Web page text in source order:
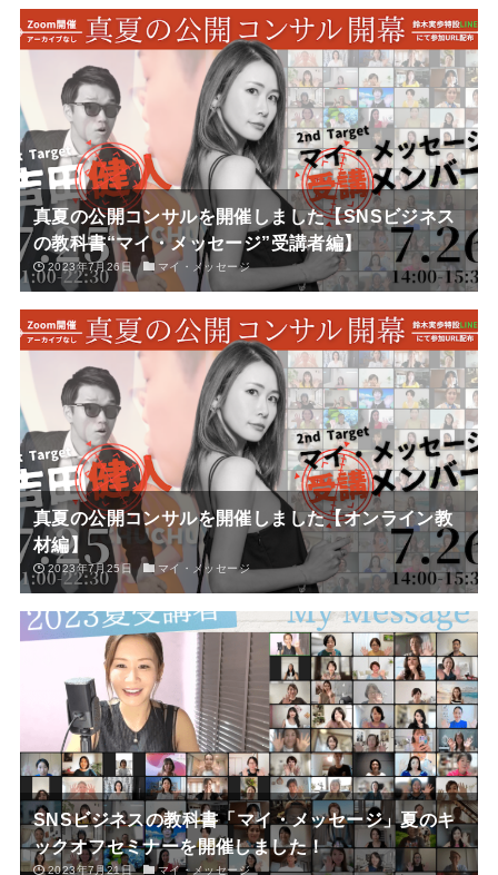
真夏の公開コンサルを開催しました【SNSビジネス
の教科書“マイ・メッセージ”受講者編】
2023年7月26日 マイ・メッセージ
真夏の公開コンサルを開催しました【オンライン教
材編】
2023年7月25日 マイ・メッセージ
SNSビジネスの教科書「マイ・メッセージ」夏のキ
ックオフセミナーを開催しました！
2023年7月21日 マイ・メッセージ